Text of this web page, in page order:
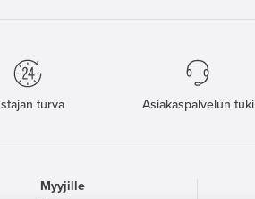
turva Asiakaspalvelun tuki
Myyjille